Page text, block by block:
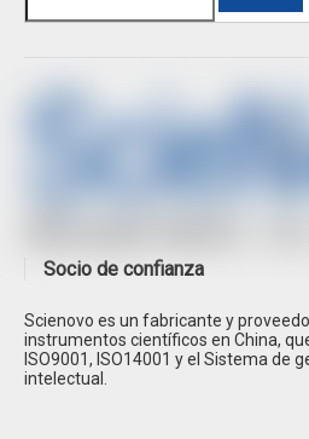
Socio de confianza
Scienovo es un fabricante y
instrumentos científicos en China,
ISO9001, ISO14001 y el Sistema de
intelectual.